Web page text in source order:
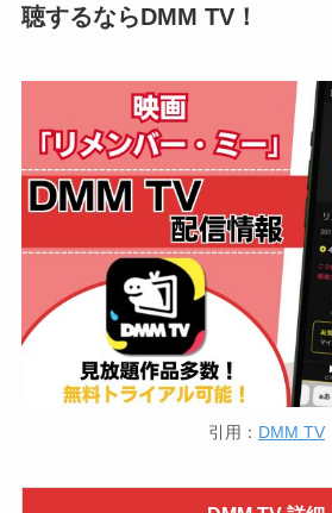
聴するならDMM TV！
引用： DMM TV